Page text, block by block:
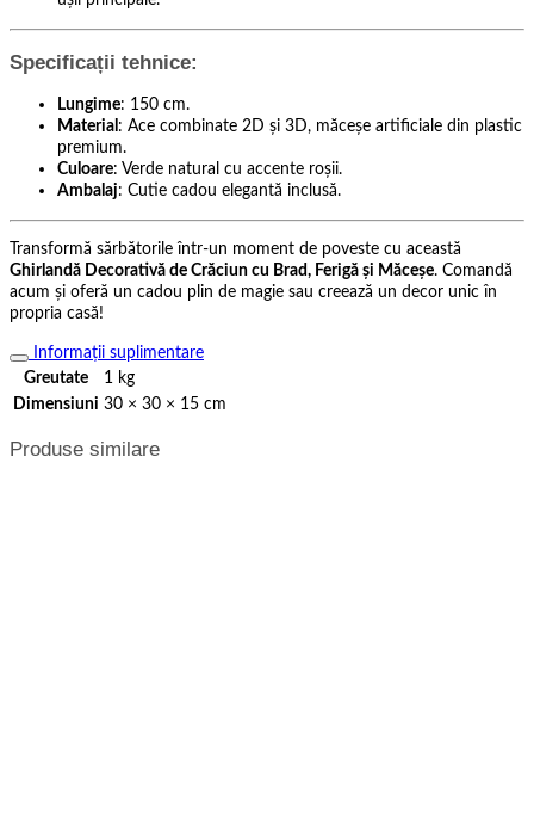
Specificații tehnice:
Lungime: 150 cm.
Material : Ace combinate 2D și 3D, măceșe artificiale din plastic
premium.
Culoare: Verde natural cu accente roșii.
Ambalaj: Cutie cadou elegantă inclusă.
Transformă sărbătorile într-un moment de poveste cu această
Ghirlandă Decorativă de Crăciun cu Brad, Ferigă și Măceșe. Comandă
acum și oferă un cadou plin de magie sau creează un decor unic în
propria casă!
Informații suplimentare
Greutate
1 kg
Dimensiuni 30 × 30 × 15 cm
Produse similare